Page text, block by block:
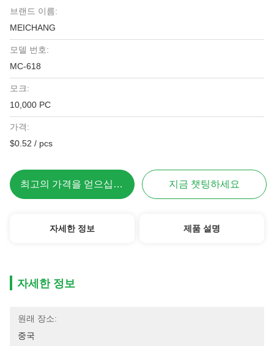
브랜드 이름:
MEICHANG
모델 번호:
MC-618
모크:
10,000 PC
가격:
$0.52 / pcs
최고의 가격을 얻으십시오 지금 챗팅하세요
자세한 정보 제품 설명
자세한 정보
원래 장소:
중국